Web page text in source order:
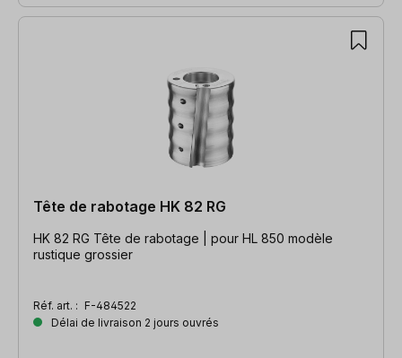
Tête de rabotage HK 82 RG
HK 82 RG Tête de rabotage | pour HL 850 modèle
rustique grossier
Réf. art. : F-484522
Délai de livraison 2 jours ouvrés